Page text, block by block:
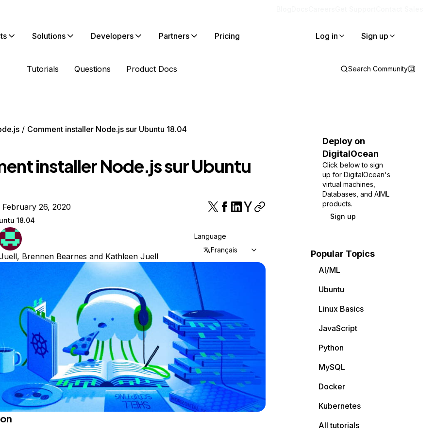
Solutions Developers Partners Pricing Log in Sign up
Tutorials Questions Product Docs Search Community
Comment installer Node.js sur Ubuntu 18.04
installer Node.js sur Ubuntu
26, 2020
18.04
, Brennen Bearnes and Kathleen Juell
Language
Français
Deploy on
DigitalOcean
Click below to sign
up for DigitalOcean's
virtual machines,
Databases, and AIML
products.
Sign up
Popular Topics
AI/ML
Ubuntu
Linux Basics
JavaScript
Python
MySQL
Docker
Kubernetes
All tutorials